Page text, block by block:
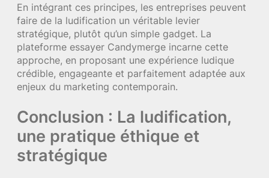
En intégrant ces principes, les entreprises peuvent
faire de la ludification un véritable levier
stratégique, plutôt qu’un simple gadget. La
plateforme essayer Candymerge incarne cette
approche, en proposant une expérience ludique
crédible, engageante et parfaitement adaptée aux
enjeux du marketing contemporain.
Conclusion : La ludification,
une pratique éthique et
stratégique